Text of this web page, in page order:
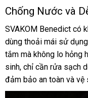
Vòng
dương
vật
SVAKOM
Benedict
Chống Nước
mãi
và
SVAKOM Benedict có
dùng thoải mái sử
tắm cũ
mà không lo hỏng
sinhrẻ
nhất
, chỉ cần rửa sạch
đảm bảo an toàn
hiệu
và vệ